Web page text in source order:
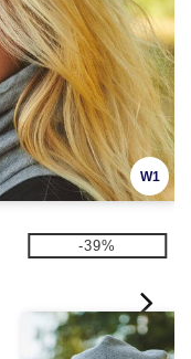
W1
-39%